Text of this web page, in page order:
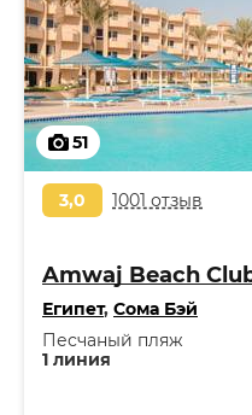
51
3,0 1001 отзыв
Amwaj Beach
Египет, Сома Бэй
1 линия
Песчаный пляж